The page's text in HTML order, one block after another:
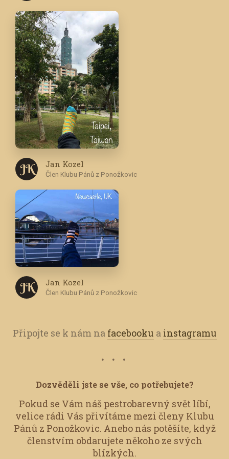
J K Jan Kozel
Člen Klubu Pánů z Ponožkovic
J K Jan Kozel
Člen Klubu Pánů z Ponožkovic
Připojte se k nám na facebooku a instagramu
Dozvěděli jste se vše, co potřebujete?
Pokud se Vám náš pestrobarevný svět líbí,
velice rádi Vás přivítáme mezi členy Klubu
Pánů z Ponožkovic. Anebo nás potěšíte, když
členstvím obdarujete někoho ze svých
blízkých.